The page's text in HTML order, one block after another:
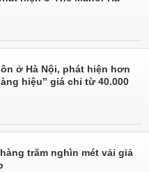
ở Hà Nội, phát hiện hơn
hiệu” giá chỉ từ 40.000
trăm nghìn mét vải giả